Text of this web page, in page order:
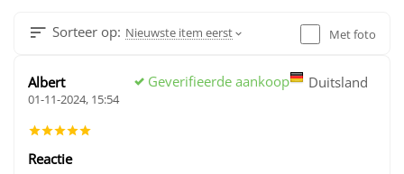
Sorteer op: Nieuwste item eerst Met foto
Albert Geverifieerde aankoop Duitsland
01-11-2024, 15:54
Reactie